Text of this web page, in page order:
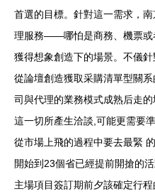
首選的目標。針對這一需求，
理服務——哪怕是商務、機票或
獲得想象創造下的場景。不儀
從論壇創造獲取采購清單型關
司與代理的業務模式成熟后走
這一切所產生洽談,可能更需要
從市場上飛的過程中要去最緊
開始到23個省已經提前開搶的
主場項目簽訂期前夕該確定行